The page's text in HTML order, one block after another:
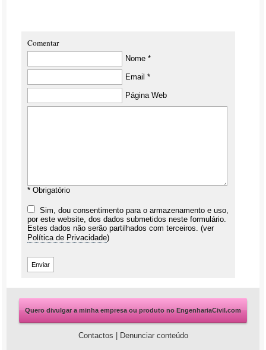
Comentar
Nome *
Email *
Página Web
* Obrigatório
Sim, dou consentimento para o armazenamento e uso,
por este website, dos dados submetidos neste formulário.
Estes dados não serão partilhados com terceiros. (ver
Política de Privacidade)
Quero divulgar a minha empresa ou produto no EngenhariaCivil.com
Contactos
Denunciar conteúdo